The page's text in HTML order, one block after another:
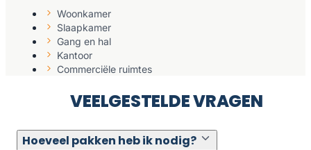
Woonkamer
Slaapkamer
Gang en hal
Kantoor
Commerciële ruimtes
VEELGESTELDE VRAGEN
Hoeveel pakken heb ik nodig?